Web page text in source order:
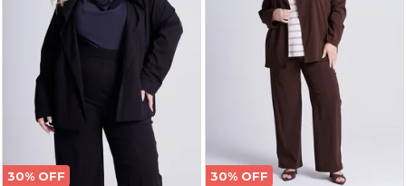
30% OFF 30% OFF